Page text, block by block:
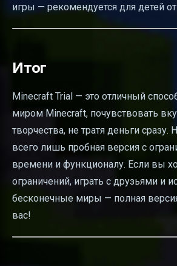
игры — рекомендуется для детей
Итог
Minecraft Trial — это отличный
миром Minecraft, почувствовать
творчества, не тратя деньги сразу.
всего лишь пробная версия с
времени и функционалу. Если вы
ограничений, играть с друзьями и
бесконечные миры — полная
вас!